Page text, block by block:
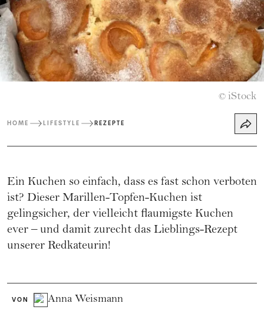
© iStock
HOME LIFESTYLE REZEPTE
Ein Kuchen so einfach, dass es fast schon verboten
ist? Dieser Marillen-Topfen-Kuchen ist
gelingsicher, der vielleicht flaumigste Kuchen
ever – und damit zurecht das Lieblings-Rezept
unserer Redkateurin!
VON Anna Weismann